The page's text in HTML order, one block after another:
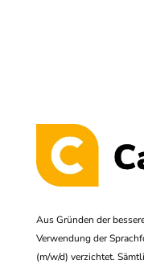
Aus Gründen der
Verwendung der
(m/w/d) verzichtet.